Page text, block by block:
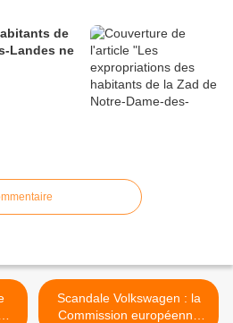
de
Landes ne
Scandale Volkswagen : la
Commission européenne